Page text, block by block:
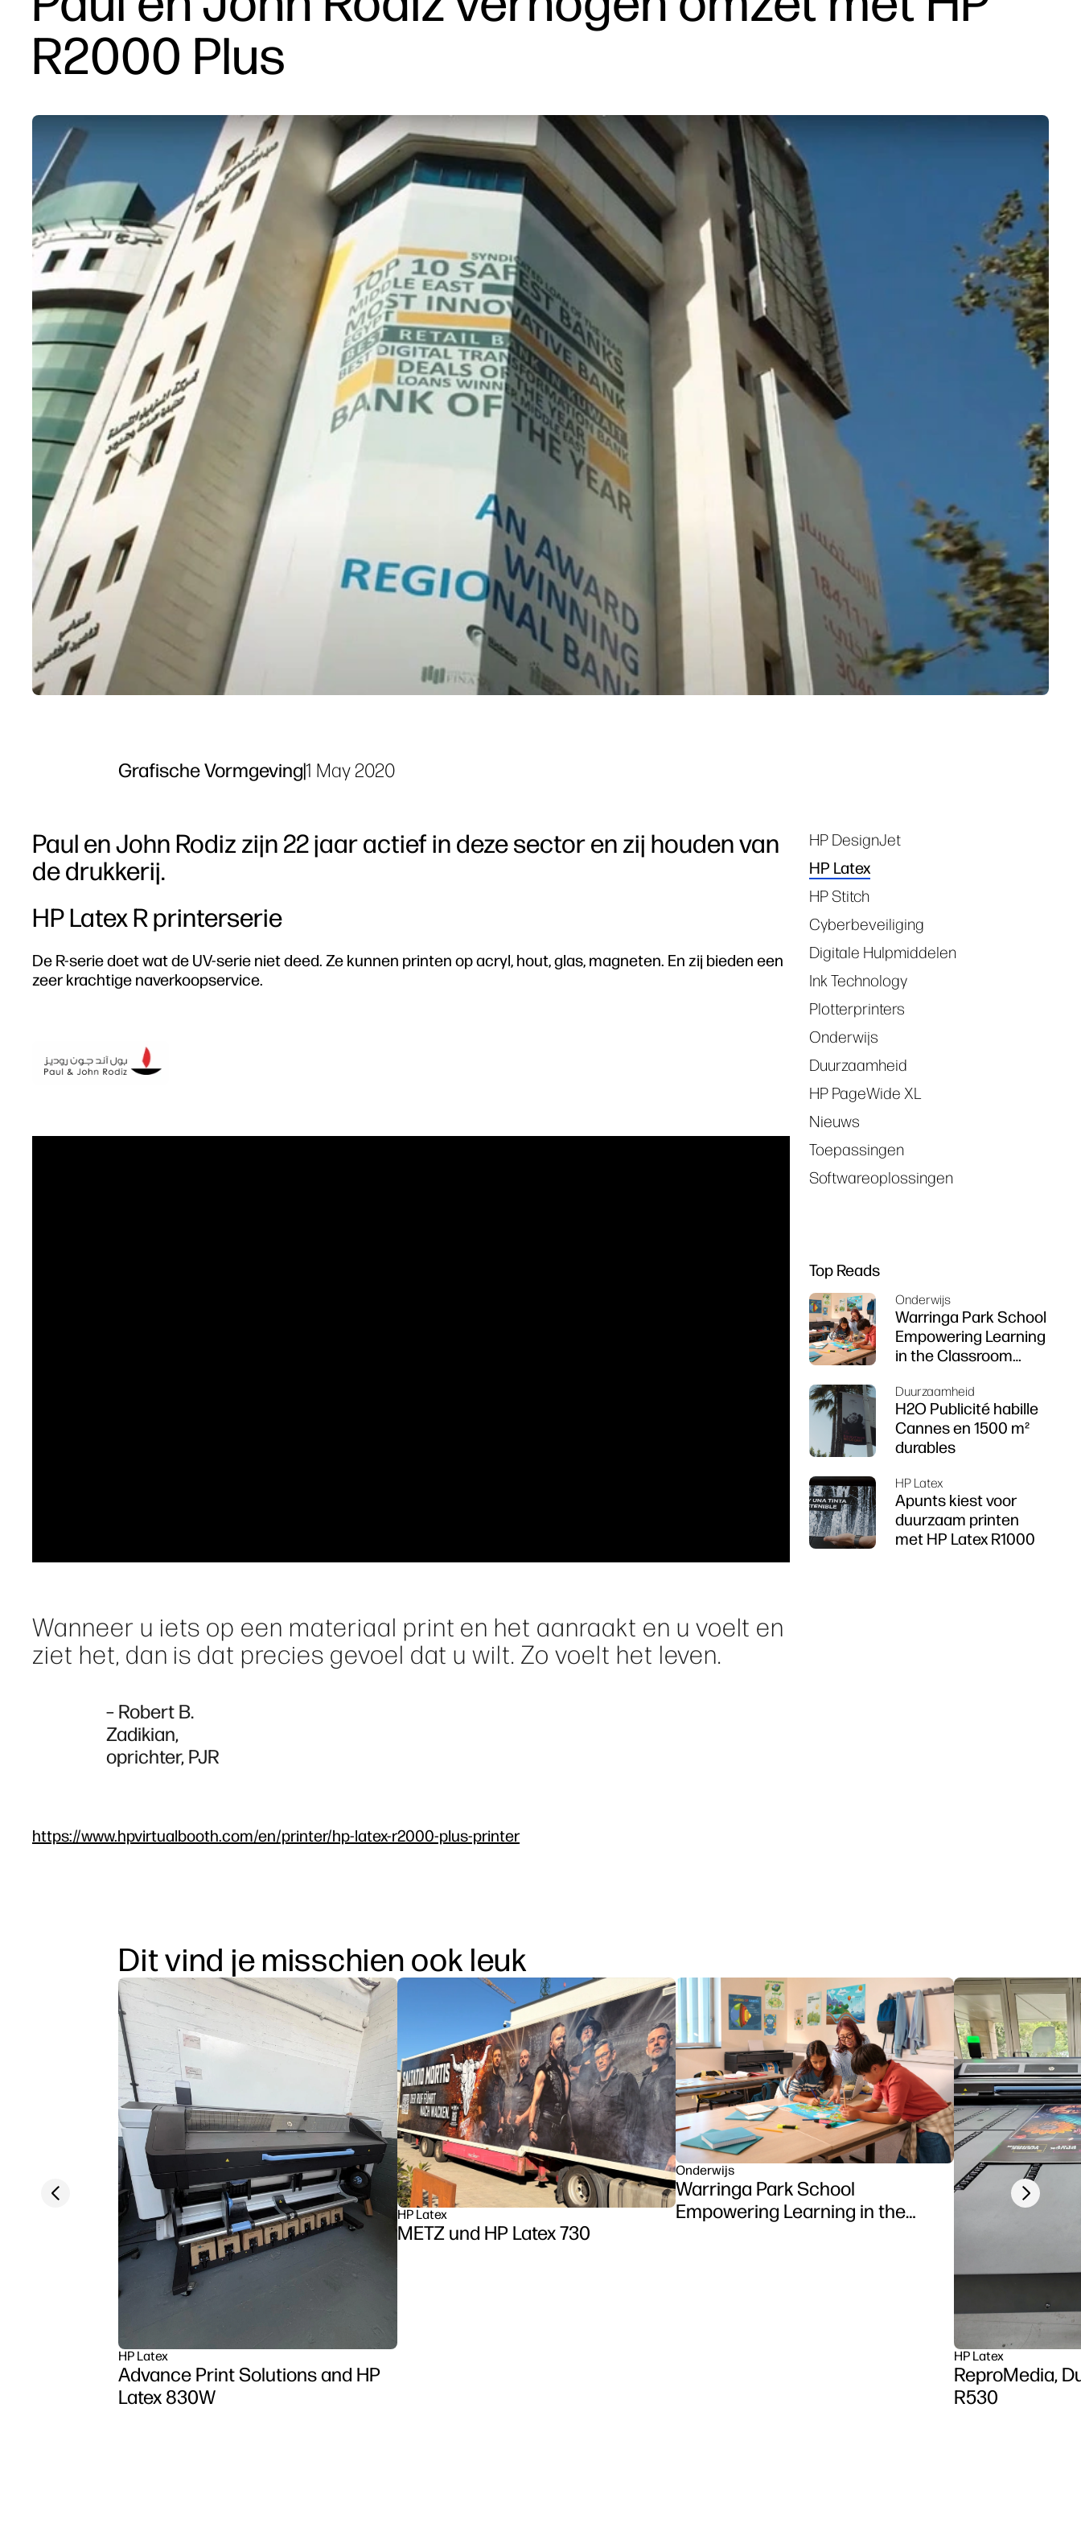
R2000 Plus
Grafische Vormgeving|1 May 2020
Paul en John Rodiz zijn 22 jaar actief in deze sector en zij houden van
de drukkerij.
HP Latex R printerserie
De R-serie doet wat de UV-serie niet deed. Ze kunnen printen op acryl, hout, glas, magneten. En zij bieden een
zeer krachtige naverkoopservice.
Wanneer u iets op een materiaal print en het aanraakt en u voelt en
ziet het, dan is dat precies gevoel dat u wilt. Zo voelt het leven.
– Robert B.
Zadikian,
oprichter, PJR
https://www.hpvirtualbooth.com/en/printer/hp-latex-r2000-plus-printer
Tags
HP DesignJet
HP Latex
HP Stitch
Cyberbeveiliging
Digitale Hulpmiddelen
Ink Technology
Plotterprinters
Onderwijs
Duurzaamheid
HP PageWide XL
Nieuws
Toepassingen
Softwareoplossingen
Top Reads
Onderwijs
Warringa Park School
Empowering Learning
in the Classroom
Z6 series printer
Duurzaamheid
H2O Publicité habille
Cannes en 1500 m²
durables
HP Latex
Apunts kiest voor
duurzaam printen
met HP Latex R1000
Dit vind je misschien ook leuk
HP Latex
Advance Print Solutions and HP
Latex 830W
HP Latex
METZ und HP Latex 730
Onderwijs
Warringa Park School
Empowering Learning in the
HP Latex
ReproMedia,
R530
Previous slide Next slide